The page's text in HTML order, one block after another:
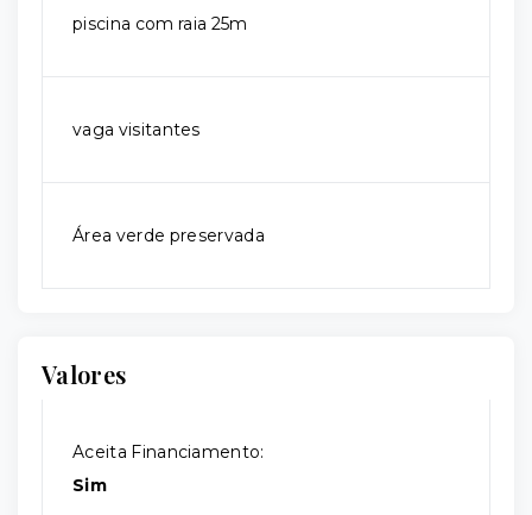
piscina com raia 25m
vaga visitantes
Área verde preservada
Valores
Aceita Financiamento:
Sim